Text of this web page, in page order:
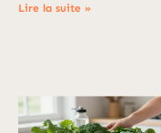
Lire la suite »